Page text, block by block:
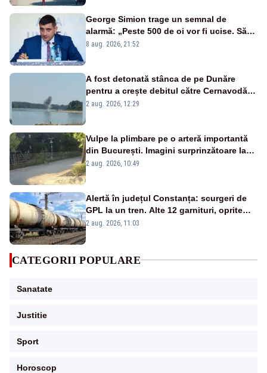
George Simion trage un semnal de
alarmă: „Peste 500 de oi vor fi ucise. Să
vedem dacă ciobanii vor fi despăgubiți”
8 aug. 2026, 21:52
A fost detonată stânca de pe Dunăre
pentru a crește debitul către Cernavodă –
VIDEO
2 aug. 2026, 12:29
Vulpe la plimbare pe o arteră importantă
din București. Imagini surprinzătoare la
un loc de joacă - FOTO
2 aug. 2026, 10:49
Alertă în județul Constanța: scurgeri de
GPL la un tren. Alte 12 garnituri, oprite
aproape două ore
2 aug. 2026, 11:03
CATEGORII POPULARE
Sanatate
Justitie
Sport
Horoscop